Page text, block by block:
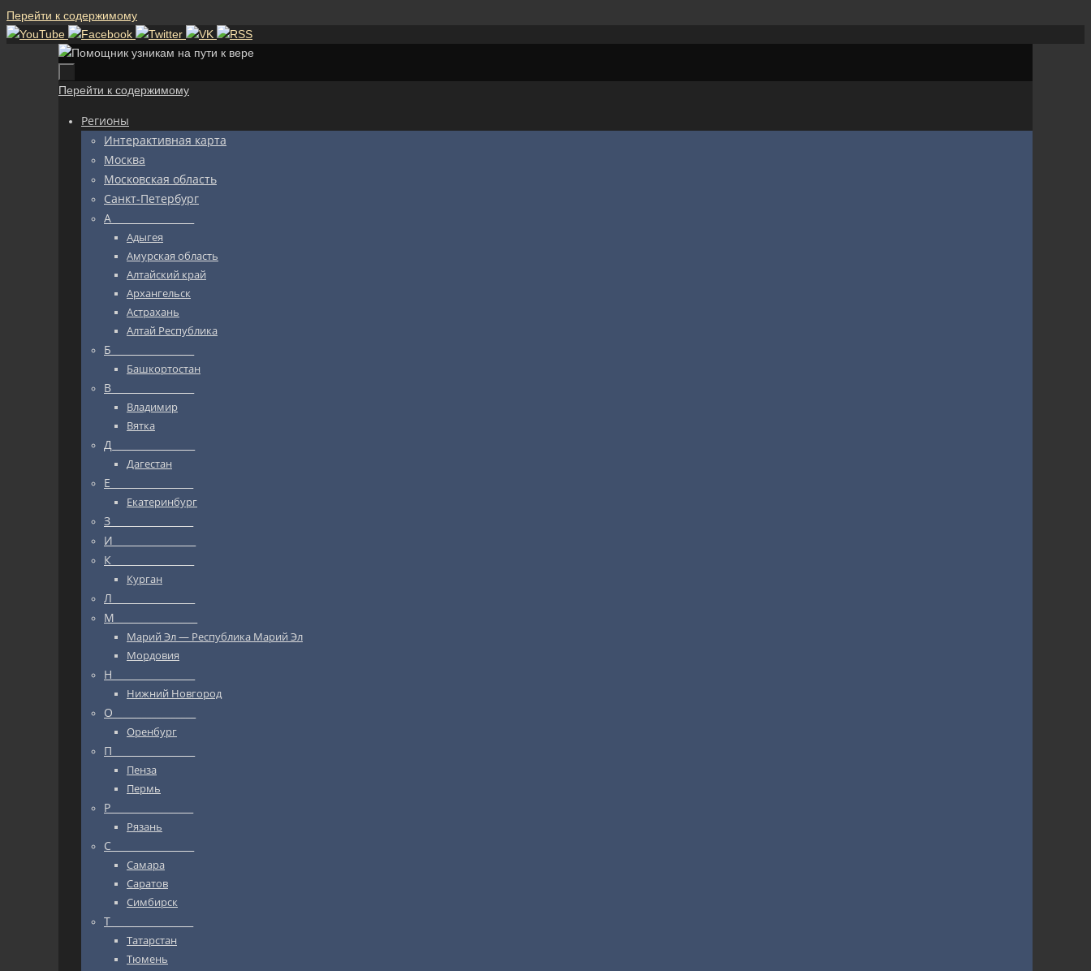
Перейти к содержимому
Перейти к содержимому
Регионы
Интерактивная карта
Москва
Московская область
Санкт-Петербург
А_________________
Адыгея
Амурская область
Алтайский край
Архангельск
Астрахань
Алтай Республика
Б_________________
Башкортостан
В_________________
Владимир
Вятка
Д_________________
Дагестан
Е_________________
Екатеринбург
З_________________
И_________________
К_________________
Курган
Л_________________
М_________________
Марий Эл — Республика Марий Эл
Мордовия
Н_________________
Нижний Новгород
О_________________
Оренбург
П_________________
Пенза
Пермь
Р_________________
Рязань
С_________________
Самара
Саратов
Симбирск
Т_________________
Татарстан
Тюмень